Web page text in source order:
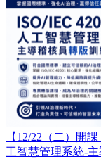
【12/22（二）開
工智慧管理系統-